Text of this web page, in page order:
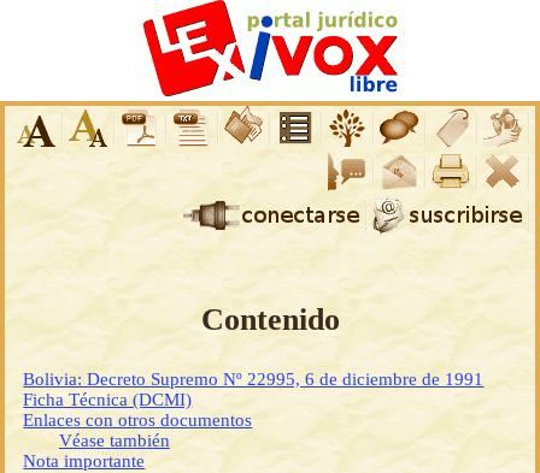
Contenido
Bolivia: Decreto Supremo Nº 22995, 6 de diciembre de 1991
Ficha Técnica (DCMI)
Enlaces con otros documentos
Véase también
Nota importante